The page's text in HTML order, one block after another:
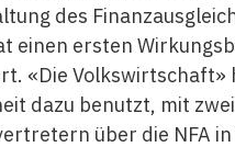
des
einen ersten
«Die Volkswirtschaft»
dazu benutzt, mit zwei
über die NFA